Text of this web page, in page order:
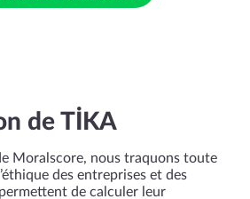
de TİKA
Moralscore, nous traquons toute
des entreprises et des
de calculer leur